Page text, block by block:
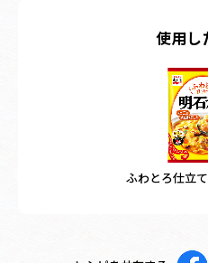
使用し
ふわとろ仕立